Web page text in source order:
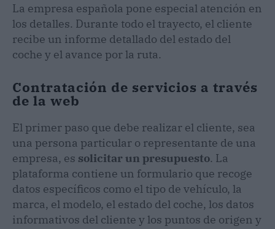
La empresa española pone especial atención en
los detalles. Durante todo el trayecto, el cliente
recibe un informe detallado del estado del
coche y el avance por la ruta.
Contratación de servicios a través
de la web
El primer paso que debe realizar el cliente, sea
una persona particular o representante de una
empresa, es solicitar un presupuesto. La
plataforma contiene un formulario que recoge
datos específicos como el tipo de vehículo, la
marca, el modelo, el estado del coche, los datos
informativos del cliente y los puntos de origen y